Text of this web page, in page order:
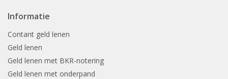
Informatie
Contant geld lenen
Geld lenen
Geld lenen met BKR-notering
Geld lenen met onderpand